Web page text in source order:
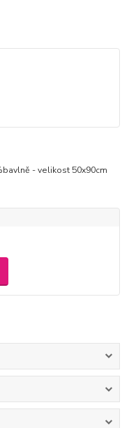
- velikost 50x90cm